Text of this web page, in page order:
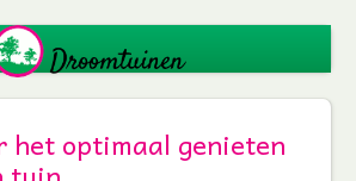
het optimaal genieten